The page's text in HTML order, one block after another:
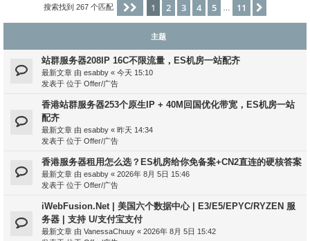
搜索找到 267 个匹配 分页：1 11
1 2 3 4 5 11
主题
站群服务器208IP 16C不限流量，ES机房一站配齐
最新文章 由 esabby « 今天 15:10
发表于 位于 Offer/广告
香港站群服务器253个原生IP + 40M回国优化带宽，ES机房一站
配齐
最新文章 由 esabby « 昨天 14:34
发表于 位于 Offer/广告
香港服务器租用怎么选？ES机房给你免备案+CN2直连的硬核答案
最新文章 由 esabby « 2026年 8月 5日 15:46
发表于 位于 Offer/广告
iWebFusion.Net | 美国六个数据中心 | E3/E5/EPYC/RYZEN 服
务器 | 支持 U/支付宝支付
最新文章 由 VanessaChuuy « 2026年 8月 5日 15:42